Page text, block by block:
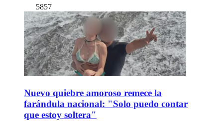
5857
Nuevo quiebre amoroso remece la
farándula nacional: "Solo puedo contar
que estoy soltera"